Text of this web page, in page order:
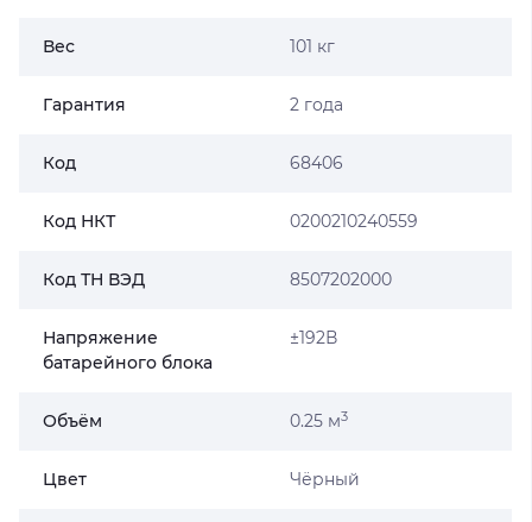
Вес 101 кг
Гарантия 2 года
Код 68406
Код НКТ 0200210240559
Код ТН ВЭД 8507202000
Напряжение
батарейного блока
±192В
Объём 0.25 м3
Цвет Чёрный